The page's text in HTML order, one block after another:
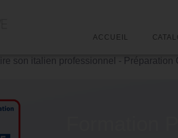
ACCUEIL
son italien professionnel -